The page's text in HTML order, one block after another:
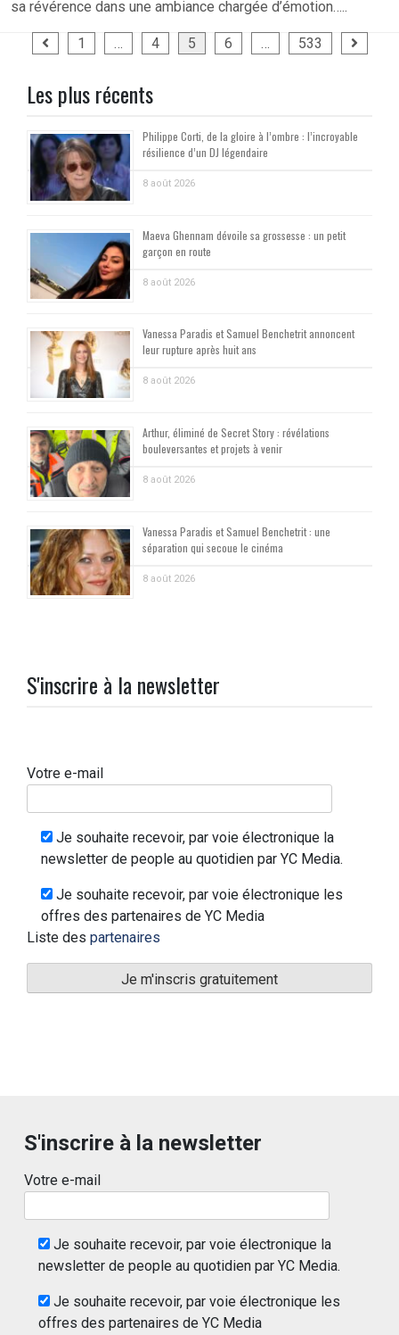
sa révérence dans une ambiance chargée d’émotion…..
Pagination
publications
1 … 4 5 6 … 533
Les plus récents
Philippe Corti, de la gloire à l’ombre : l’incroyable
résilience d’un DJ légendaire
8 août 2026
Maeva Ghennam dévoile sa grossesse : un petit
garçon en route
8 août 2026
Vanessa Paradis et Samuel Benchetrit annoncent
leur rupture après huit ans
8 août 2026
Arthur, éliminé de Secret Story : révélations
bouleversantes et projets à venir
8 août 2026
Vanessa Paradis et Samuel Benchetrit : une
séparation qui secoue le cinéma
8 août 2026
S'inscrire à la newsletter
Votre e-mail
Je souhaite recevoir, par voie électronique la
newsletter de people au quotidien par YC Media.
Je souhaite recevoir, par voie électronique les
offres des partenaires de YC Media
Liste des partenaires
S'inscrire à la newsletter
Votre e-mail
Je souhaite recevoir, par voie électronique la
newsletter de people au quotidien par YC Media.
Je souhaite recevoir, par voie électronique les
offres des partenaires de YC Media